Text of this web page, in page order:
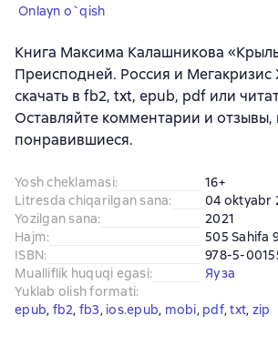
Onlayn o`qish
Книга Максима Калашникова
Преисподней. Россия и Мегакризис
скачать в fb2, txt, epub, pdf или
Оставляйте комментарии и отзывы,
понравившиеся.
Yosh cheklamasi:
16+
Litresda chiqarilgan sana:
04 oktyabr
Yozilgan sana:
2021
Hajm:
505 Sahifa
ISBN:
978-5-
Mualliflik huquqi egasi:
Яуза
Yuklab olish formati:
epub, fb2, fb3, ios.epub, mobi, pdf, txt, zip